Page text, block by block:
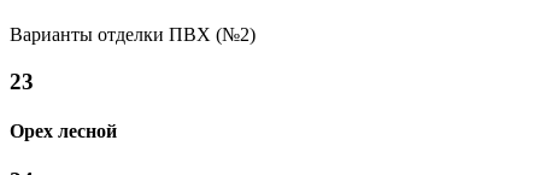
Варианты отделки ПВХ (№2)
23
Орех лесной